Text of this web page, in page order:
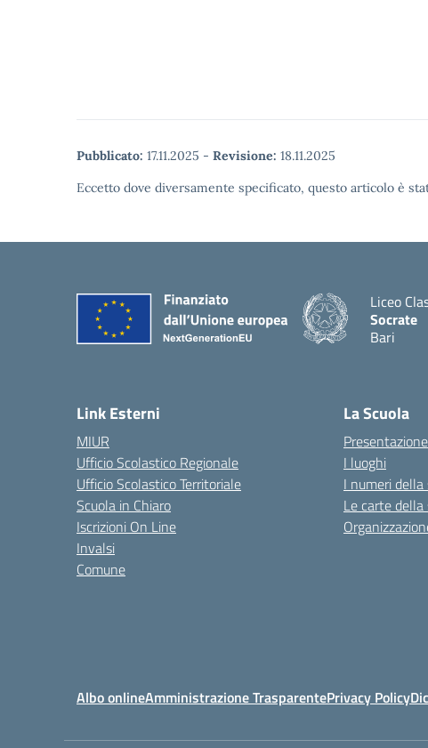
Pubblicato: 17.11.2025 - Revisione: 18.11.2025
Eccetto dove diversamente specificato, questo articolo è
Liceo
Socrate
Bari
Link Esterni
MIUR
Ufficio Scolastico Regionale
Ufficio Scolastico Territoriale
Scuola in Chiaro
Iscrizioni On Line
Invalsi
Comune
La Scuola
Presentazione
I luoghi
I numeri della
Le carte della
Albo onlineAmministrazione TrasparentePrivacy Policy